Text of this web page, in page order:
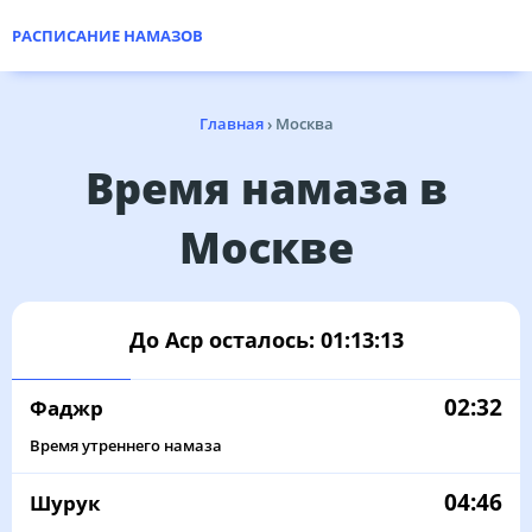
РАСПИСАНИЕ НАМАЗОВ
Главная› Москва
Время намаза в
Москве
До Аср осталось: 01:13:13
Фаджр 02:32
Время утреннего намаза
Шурук 04:46